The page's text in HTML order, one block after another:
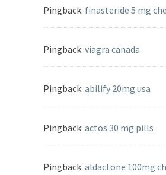
Pingback: finasteride 5 mg
Pingback: viagra canada
Pingback: abilify 20mg usa
Pingback: actos 30 mg pills
Pingback: aldactone 100mg